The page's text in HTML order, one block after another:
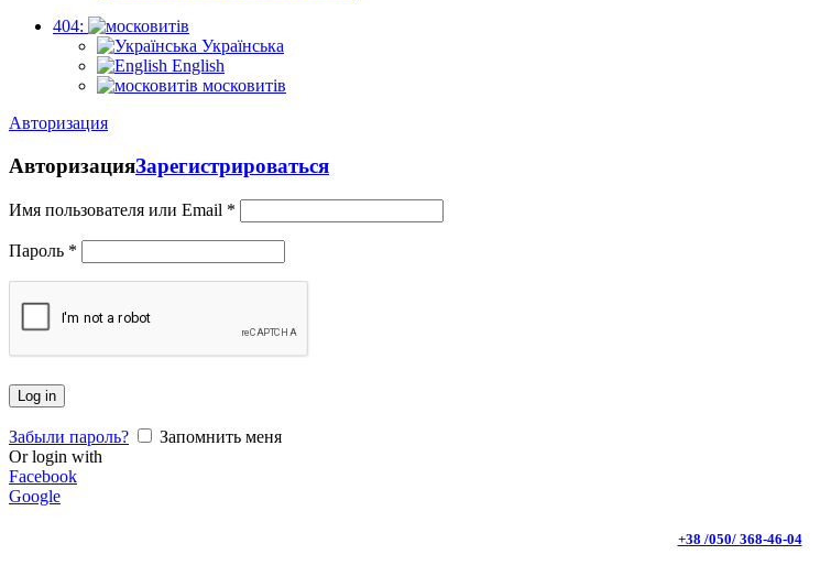
404:
Українська
English
московитів
Авторизация
АвторизацияЗарегистрироваться
Имя пользователя или Email *
Пароль *
Log in
Забыли пароль?
Запомнить меня
Or login with
Facebook
Google
+38 /050/ 368-46-04